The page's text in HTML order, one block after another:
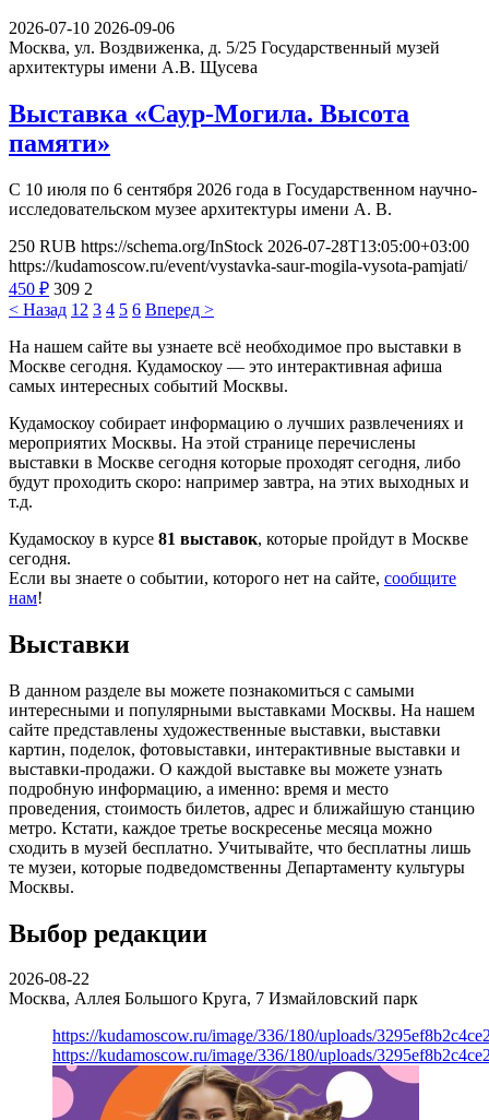
2026-07-10 2026-09-06
Москва, ул. Воздвиженка, д. 5/25 Государственный музей
архитектуры имени А.В. Щусева
Выставка «Саур-Могила. Высота
памяти»
С 10 июля по 6 сентября 2026 года в Государственном научно-
исследовательском музее архитектуры имени А. В.
250 RUB https://schema.org/InStock 2026-07-28T13:05:00+03:00
https://kudamoscow.ru/event/vystavka-saur-mogila-vysota-pamjati/
450 ₽ 309 2
< Назад 1 2 3 4 5 6 Вперед >
На нашем сайте вы узнаете всё необходимое про выставки в
Москве сегодня. Кудамоскоу — это интерактивная афиша
самых интересных событий Москвы.
Кудамоскоу собирает информацию о лучших развлечениях и
мероприятих Москвы. На этой странице перечислены
выставки в Москве сегодня которые проходят сегодня, либо
будут проходить скоро: например завтра, на этих выходных и
т.д.
Кудамоскоу в курсе 81 выставок, которые пройдут в Москве
сегодня.
Если вы знаете о событии, которого нет на сайте, сообщите
нам!
Выставки
В данном разделе вы можете познакомиться с самыми
интересными и популярными выставками Москвы. На нашем
сайте представлены художественные выставки, выставки
картин, поделок, фотовыставки, интерактивные выставки и
выставки-продажи. О каждой выставке вы можете узнать
подробную информацию, а именно: время и место
проведения, стоимость билетов, адрес и ближайшую станцию
метро. Кстати, каждое третье воскресенье месяца можно
сходить в музей бесплатно. Учитывайте, что бесплатны лишь
те музеи, которые подведомственны Департаменту культуры
Москвы.
Выбор редакции
2026-08-22
Москва, Аллея Большого Круга, 7 Измайловский парк
https://kudamoscow.ru/image/336/180/uploads/
https://kudamoscow.ru/image/336/180/uploads/